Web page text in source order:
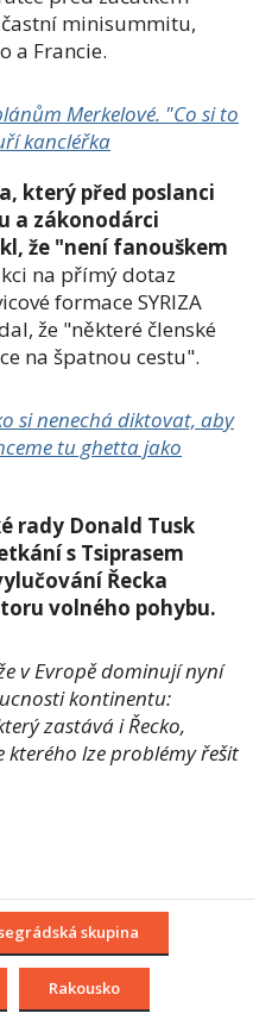
minisummitu,
a Francie.
Merkelové. "Co si to
kancléřka
který před poslanci
a zákonodárci
že "není fanouškem
na přímý dotaz
formace SYRIZA
že "některé členské
na špatnou cestu".
si nenechá diktovat, aby
tu ghetta jako
rady Donald Tusk
s Tsiprasem
Řecka
volného pohybu.
v Evropě dominují nyní
kontinentu:
zastává i Řecko,
lze problémy řešit
skupina
Rakousko